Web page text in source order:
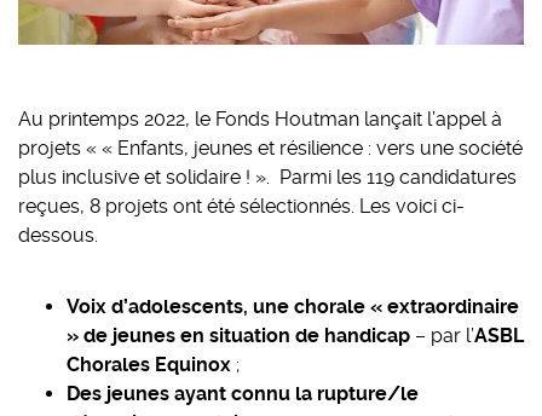
Au printemps 2022, le Fonds Houtman lançait l’appel à
projets « « Enfants, jeunes et résilience : vers une société
plus inclusive et solidaire ! ». Parmi les 119 candidatures
reçues, 8 projets ont été sélectionnés. Les voici ci-
dessous.
Voix d’adolescents, une chorale « extraordinaire
» de jeunes en situation de handicap – par l’ASBL
Chorales Equinox ;
Des jeunes ayant connu la rupture/le